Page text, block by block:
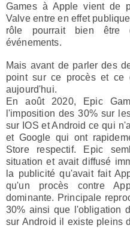
Games à Apple vient de
Valveentre en effet
rôle pourrait bien être
événements.
Mais avant de parler des
point sur ce procès et ce
aujourd'hui.
Enaoût 2020, Epic
l'imposition des 30% sur
sur IOS et Android ce qui
et Google qui ont
Store respectif. Epic
situation et avait diffusé
la publicité qu'avait fait
qu'un procès contre
dominante. Principale
30% ainsi que l'obligation
sur Android il existe pleins